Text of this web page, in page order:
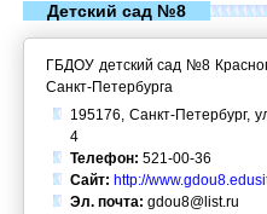
Детский сад №8
ГБДОУ детский сад №8
Санкт-Петербурга
195176, Санкт-Петербург,
4
Телефон: 521-00-36
Сайт: http://
Эл. почта: gdou8@list.ru